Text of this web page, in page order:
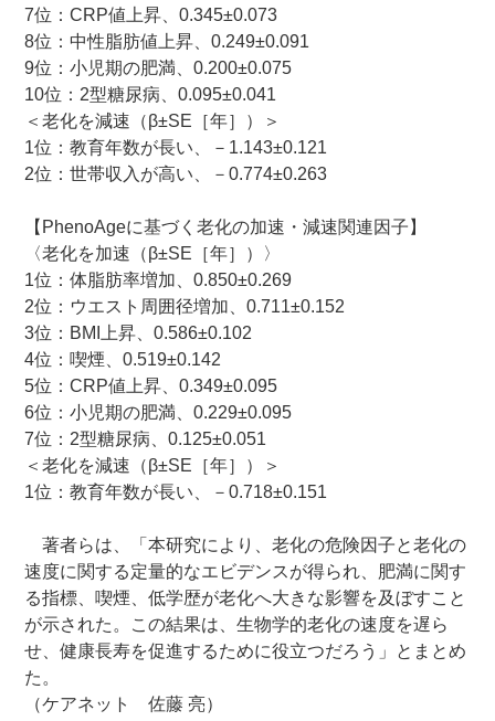
7位：CRP値上昇、0.345±0.073
8位：中性脂肪値上昇、0.249±0.091
9位：小児期の肥満、0.200±0.075
10位：2型糖尿病、0.095±0.041
＜老化を減速（β±SE［年］）＞
1位：教育年数が長い、－1.143±0.121
2位：世帯収入が高い、－0.774±0.263
【PhenoAgeに基づく老化の加速・減速関連因子】
〈老化を加速（β±SE［年］）〉
1位：体脂肪率増加、0.850±0.269
2位：ウエスト周囲径増加、0.711±0.152
3位：BMI上昇、0.586±0.102
4位：喫煙、0.519±0.142
5位：CRP値上昇、0.349±0.095
6位：小児期の肥満、0.229±0.095
7位：2型糖尿病、0.125±0.051
＜老化を減速（β±SE［年］）＞
1位：教育年数が長い、－0.718±0.151
著者らは、「本研究により、老化の危険因子と老化の
速度に関する定量的なエビデンスが得られ、肥満に関す
る指標、喫煙、低学歴が老化へ大きな影響を及ぼすこと
が示された。この結果は、生物学的老化の速度を遅ら
せ、健康長寿を促進するために役立つだろう」とまとめ
た。
（ケアネット 佐藤 亮）